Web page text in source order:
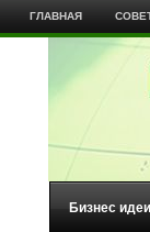
ГЛАВНАЯ
Бизнес идеи